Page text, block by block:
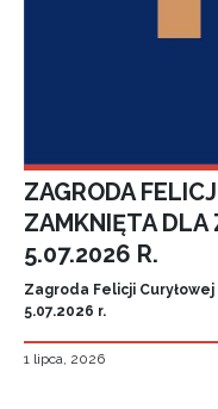
ZAGRODA
ZAMKNIĘTA
5.07.2026 R.
Zagroda Felicji
5.07.2026 r.
1 lipca, 2026